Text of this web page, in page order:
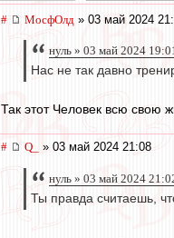
# МосфОлд » 03 май 2024
нуль » 03 май 2024
Нас не так давно
Так этот Человек всю свою
# Q_ » 03 май 2024 21:08
нуль » 03 май 2024
Ты правда считаешь,